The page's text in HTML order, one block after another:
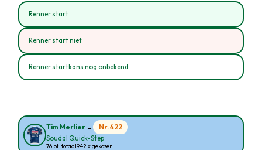
Renner start
Renner start niet
Renner startkans nog onbekend
Tim Merlier - Nr. 422
Soudal Quick-Step
76 pt. totaal942 x gekozen